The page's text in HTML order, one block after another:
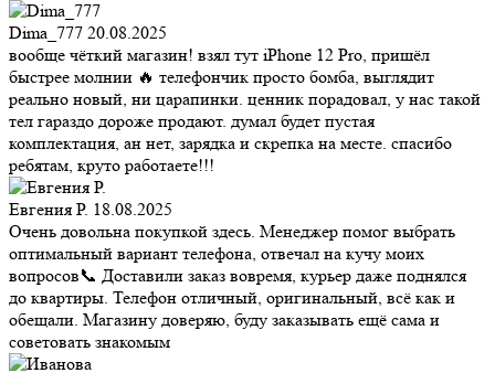
Dima_777 20.08.2025
вообще чёткий магазин! взял тут iPhone 12 Pro, пришёл
быстрее молнии 🔥 телефончик просто бомба, выглядит
реально новый, ни царапинки. ценник порадовал, у нас такой
тел гараздо дороже продают. думал будет пустая
комплектация, ан нет, зарядка и скрепка на месте. спасибо
ребятам, круто работаете!!!
Евгения Р. 18.08.2025
Очень довольна покупкой здесь. Менеджер помог выбрать
оптимальный вариант телефона, отвечал на кучу моих
вопросов📞 Доставили заказ вовремя, курьер даже поднялся
до квартиры. Телефон отличный, оригинальный, всё как и
обещали. Магазину доверяю, буду заказывать ещё сама и
советовать знакомым